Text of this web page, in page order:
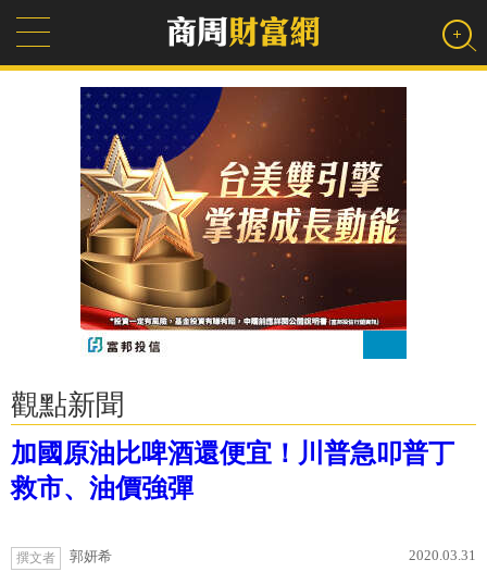
觀點新聞
加國原油比啤酒還便宜！川普急叩普丁
救市、油價強彈
撰文者 郭妍希 2020.03.31